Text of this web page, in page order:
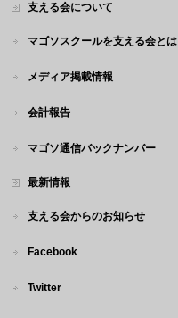
支える会について
マゴソスクールを支える会とは
メディア掲載情報
会計報告
マゴソ通信バックナンバー
最新情報
支える会からのお知らせ
Facebook
Twitter